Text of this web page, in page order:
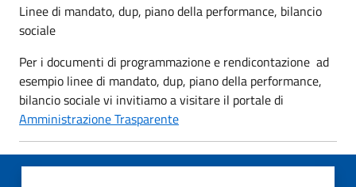
Linee di mandato, dup, piano della performance, bilancio
sociale
Per i documenti di programmazione e rendicontazione ad
esempio linee di mandato, dup, piano della performance,
bilancio sociale vi invitiamo a visitare il portale di
Amministrazione Trasparente